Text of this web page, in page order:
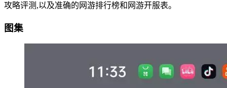
攻略评测,以及准确的网游排行榜和网游开服表。
图集